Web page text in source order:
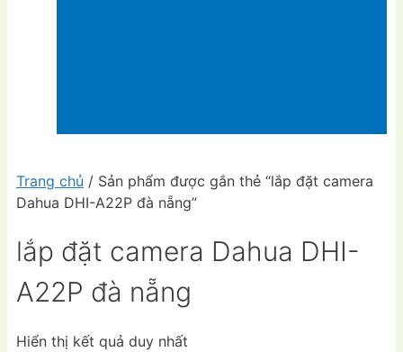
Trang chủ / Sản phẩm được gắn thẻ “lắp đặt camera
Dahua DHI-A22P đà nẵng”
lắp đặt camera Dahua DHI-
A22P đà nẵng
Hiển thị kết quả duy nhất